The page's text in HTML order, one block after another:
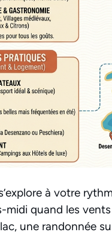
à votre
midi quand les
une randonnée